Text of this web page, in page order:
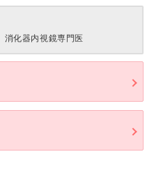
消化器内視鏡専門医